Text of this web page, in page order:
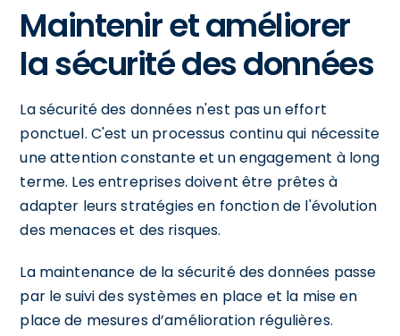
Maintenir et améliorer
la sécurité des données
La sécurité des données n'est pas un effort
ponctuel. C'est un processus continu qui nécessite
une attention constante et un engagement à long
terme. Les entreprises doivent être prêtes à
adapter leurs stratégies en fonction de l'évolution
des menaces et des risques.
La maintenance de la sécurité des données passe
par le suivi des systèmes en place et la mise en
place de mesures d’amélioration régulières.